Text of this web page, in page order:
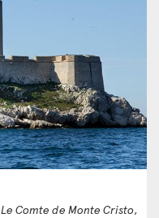
Le Comte de Monte Cristo,